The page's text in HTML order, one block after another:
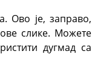
Ово је, заправо,
слике. Можете
дугмад са